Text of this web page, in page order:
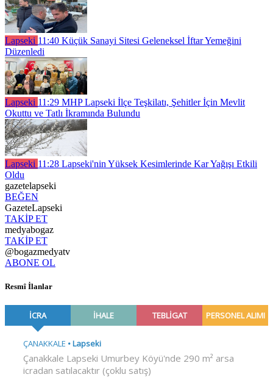
Lapseki 11:40 Küçük Sanayi Sitesi Geleneksel İftar Yemeğini
Düzenledi
Lapseki 11:29 MHP Lapseki İlçe Teşkilatı, Şehitler İçin Mevlit
Okuttu ve Tatlı İkramında Bulundu
Lapseki 11:28 Lapseki'nin Yüksek Kesimlerinde Kar Yağışı Etkili
Oldu
gazetelapseki
BEĞEN
GazeteLapseki
TAKİP ET
medyabogaz
TAKİP ET
@bogazmedyatv
ABONE OL
Resmî İlanlar